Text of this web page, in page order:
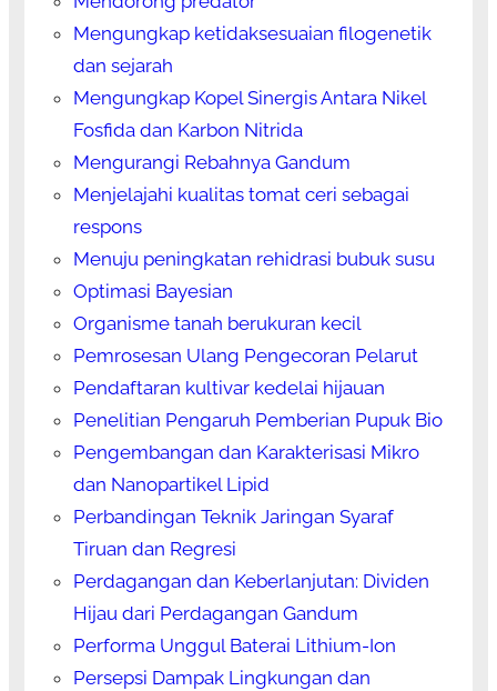
Mengungkap ketidaksesuaian filogenetik
dan sejarah
Mengungkap Kopel Sinergis Antara Nikel
Fosfida dan Karbon Nitrida
Mengurangi Rebahnya Gandum
Menjelajahi kualitas tomat ceri sebagai
respons
Menuju peningkatan rehidrasi bubuk susu
Optimasi Bayesian
Organisme tanah berukuran kecil
Pemrosesan Ulang Pengecoran Pelarut
Pendaftaran kultivar kedelai hijauan
Penelitian Pengaruh Pemberian Pupuk Bio
Pengembangan dan Karakterisasi Mikro
dan Nanopartikel Lipid
Perbandingan Teknik Jaringan Syaraf
Tiruan dan Regresi
Perdagangan dan Keberlanjutan: Dividen
Hijau dari Perdagangan Gandum
Performa Unggul Baterai Lithium-Ion
Persepsi Dampak Lingkungan dan